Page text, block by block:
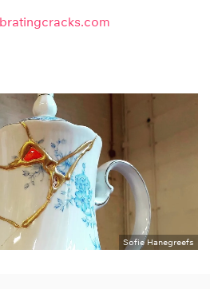
Sofie Hanegreefs